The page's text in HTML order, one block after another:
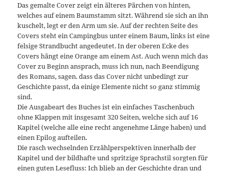
Das gemalte Cover zeigt ein älteres Pärchen von hinten,
welches auf einem Baumstamm sitzt. Während sie sich an ihn
kuschelt, legt er den Arm um sie. Auf der rechten Seite des
Covers steht ein Campingbus unter einem Baum, links ist eine
felsige Strandbucht angedeutet. In der oberen Ecke des
Covers hängt eine Orange am einem Ast. Auch wenn mich das
Cover zu Beginn ansprach, muss ich nun, nach Beendigung
des Romans, sagen. dass das Cover nicht unbedingt zur
Geschichte passt, da einige Elemente nicht so ganz stimmig
sind.
Die Ausgabeart des Buches ist ein einfaches Taschenbuch
ohne Klappen mit insgesamt 320 Seiten, welche sich auf 16
Kapitel (welche alle eine recht angenehme Länge haben) und
einen Epilog aufteilen.
Die rasch wechselnden Erzählperspektiven innerhalb der
Kapitel und der bildhafte und spritzige Sprachstil sorgten für
einen guten Lesefluss: Ich blieb an der Geschichte dran und